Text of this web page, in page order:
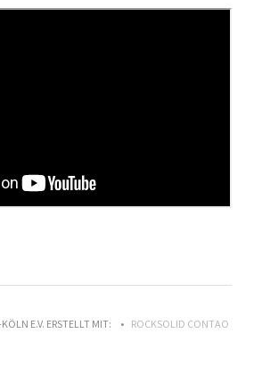
E.V. ERSTELLT MIT:
ROCKSOLID CONTAO